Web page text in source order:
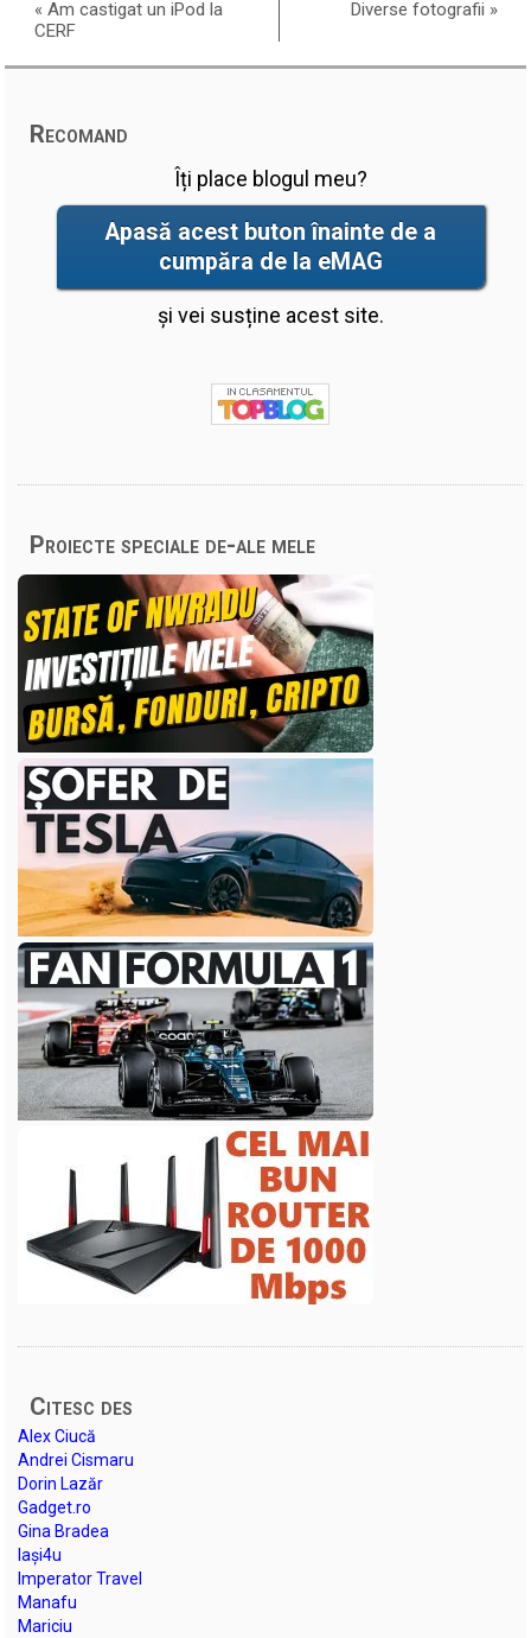
«Am castigat un iPod la
CERF
Diverse fotografii »
Recomand
Îți place blogul meu?
Apasă acest buton înainte de a
cumpăra de la eMAG
și vei susține acest site.
Proiecte speciale de-ale mele
Citesc des
Alex Ciucă
Andrei Cismaru
Dorin Lazăr
Gadget.ro
Gina Bradea
Iași4u
Imperator Travel
Manafu
Mariciu